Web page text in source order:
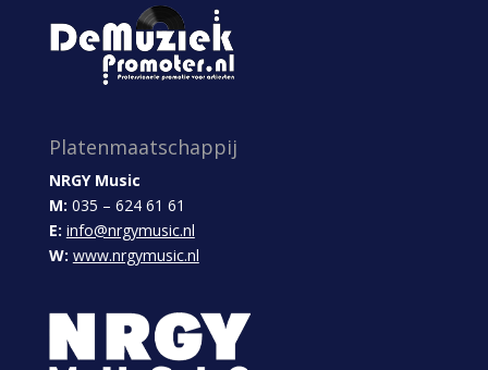
Platenmaatschappij
NRGY Music
M: 035 – 624 61 61
E: info@nrgymusic.nl
W: www.nrgymusic.nl